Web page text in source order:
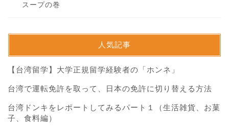
スープの巻
人気記事
【台湾留学】大学正規留学経験者の「ホンネ」
台湾で運転免許を取って、日本の免許に切り替える方法
台湾ドンキをレポートしてみるパート１（生活雑貨、お菓
子、食料編）